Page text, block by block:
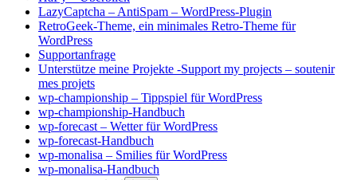
LazyCaptcha – AntiSpam – WordPress-Plugin
RetroGeek-Theme, ein minimales Retro-Theme für
WordPress
Supportanfrage
Unterstütze meine Projekte -Support my projects – soutenir
mes projets
wp-championship – Tippspiel für WordPress
wp-championship-Handbuch
wp-forecast – Wetter für WordPress
wp-forecast-Handbuch
wp-monalisa – Smilies für WordPress
wp-monalisa-Handbuch